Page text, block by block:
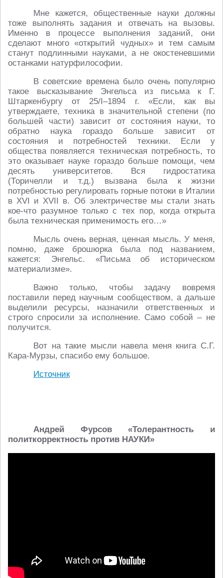
Мне кажется, общественные науки должны
тоже выполнять задания и отвечать на вызовы.
Именно в процессе выполнения заданий, они
сделают много «открытий чудных» и тем самым
станут подлинными науками, а не окостеневшими
останками натурфилософии.
В советские времена было очень популярно
такое высказывание Энгельса из письма к Г.
Штаркенбургу от 25/I–1894 г. «Если, как вы
утверждаете, техника в значительной степени (по
большей части) зависит от состояния науки, то
обратно наука гораздо больше зависит от
состояния и потребностей техники. Если у
общества появляется техническая потребность, то
это оказывает науке гораздо больше помощи, чем
десять университетов. Вся гидростатика
(Торичелли и т.д.) вызвана была к жизни
потребностью регулировать горные потоки в Италии
в XVI и XVII в. Об электричестве мы стали знать
кое-что разумное только с тех пор, когда открыта
была техническая применимость его…»
Мысль очень верная, ценная мысль. У меня,
помню, даже брошюрка была под названием,
кажется: Энгельс. «Письма об историческом
материализме».
Важно только, чтобы задачу вовремя
поставили перед научным сообществом, а дальше
выделили ресурсы, назначили ответственных и
строго спросили за исполнение. Само собой – не
получится.
Вот на такие мысли навела меня книга С.Г.
Кара-Мурзы, спасибо ему большое.
Источник
Андрей Фурсов «Толерантность и
политкорректность против НАУКИ»